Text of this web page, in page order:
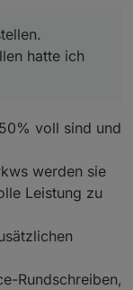
rscp v0.0.x
stellen.
hatte ich gar
hatte ich
voll sind und
werden sie
Leistung zu
Rundschreiben,